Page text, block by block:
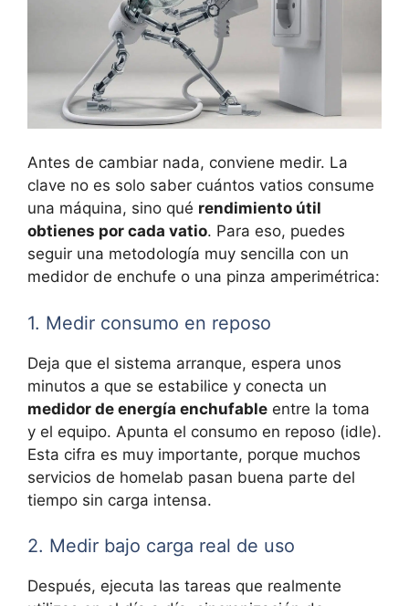
Antes de cambiar nada, conviene medir. La
clave no es solo saber cuántos vatios consume
una máquina, sino qué rendimiento útil
obtienes por cada vatio. Para eso, puedes
seguir una metodología muy sencilla con un
medidor de enchufe o una pinza amperimétrica:
1. Medir consumo en reposo
Deja que el sistema arranque, espera unos
minutos a que se estabilice y conecta un
medidor de energía enchufable entre la toma
y el equipo. Apunta el consumo en reposo (idle).
Esta cifra es muy importante, porque muchos
servicios de homelab pasan buena parte del
tiempo sin carga intensa.
2. Medir bajo carga real de uso
Después, ejecuta las tareas que realmente